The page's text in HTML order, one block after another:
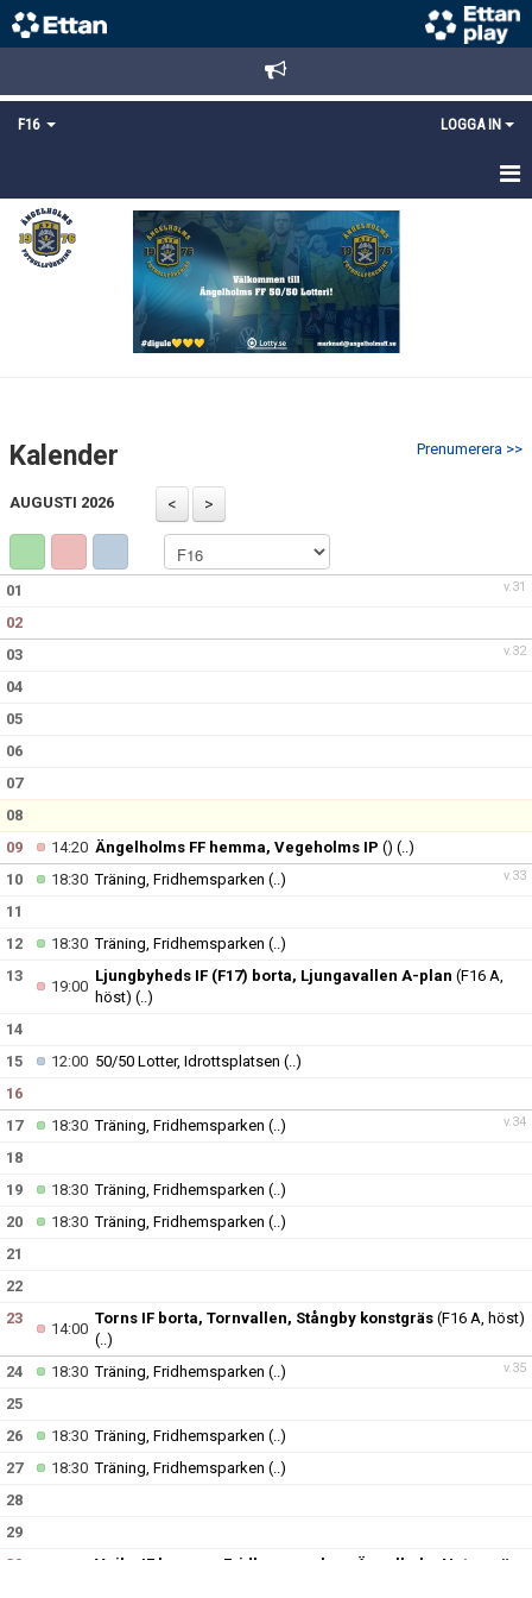
F16 LOGGA IN
HEM
NYHETER
KONTAKT
PLANSKISS FRIDHEMSPARKEN
Prenumerera >>
Kalender
AUGUSTI 2026
v.31
01
02
v.32
03
04
05
06
07
08
09
14:20 Ängelholms FF hemma, Vegeholms IP () (..)
v.33
10 18:30Träning, Fridhemsparken (..)
11
12
18:30Träning, Fridhemsparken (..)
13
19:00
Ljungbyheds IF (F17) borta, Ljungavallen A-plan (F16 A,
höst) (..)
14
15
12:00 50/50 Lotter, Idrottsplatsen (..)
16
v.34
17 18:30Träning, Fridhemsparken (..)
18
19
18:30Träning, Fridhemsparken (..)
20
18:30Träning, Fridhemsparken (..)
21
22
23
14:00
Torns IF borta, Tornvallen, Stångby konstgräs (F16 A, höst)
(..)
v.35
24 18:30Träning, Fridhemsparken (..)
25
26
18:30Träning, Fridhemsparken (..)
27
18:30Träning, Fridhemsparken (..)
28
29
30
Vejby IF hemma, Fridhemsparken, Ängelholm Naturgräs